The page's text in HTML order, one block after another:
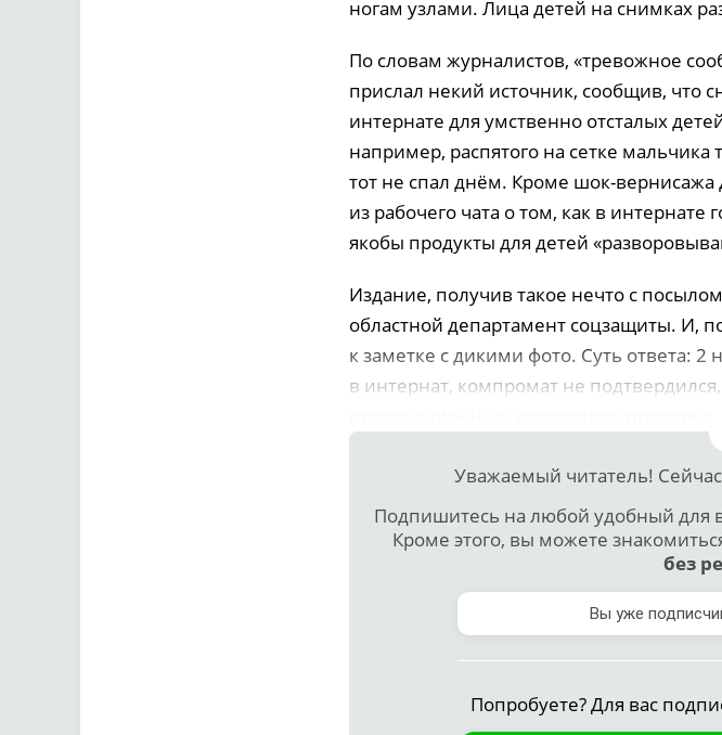
ногам узлами. Лица детей на снимках
По словам журналистов, «тревожное
прислал некий источник, сообщив, что
интернате для умственно отсталых
например, распятого на сетке мальчика
тот не спал днём. Кроме шок-вернисажа
из рабочего чата о том, как в
якобы продукты для детей
Издание, получив такое нечто с
областной департамент соцзащиты. И,
к заметке с дикими фото. Суть ответа: 2
в интернат, компромат не
Уважаемый читатель!
Подпишитесь на любой удобный для
Кроме этого, вы можете
без
Вы уже
Попробуете? Для вас